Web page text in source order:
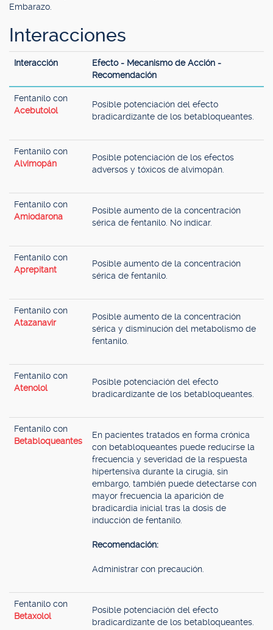
Embarazo.
Interacciones
Interacción
Efecto - Mecanismo de Acción -
Recomendación
Fentanilo con
Acebutolol
Posible potenciación del efecto
bradicardizante de los betabloqueantes.
Fentanilo con
Alvimopán
Posible potenciación de los efectos
adversos y tóxicos de alvimopán.
Fentanilo con
Amiodarona
Posible aumento de la concentración
sérica de fentanilo. No indicar.
Fentanilo con
Aprepitant
Posible aumento de la concentración
sérica de fentanilo.
Fentanilo con
Atazanavir
Posible aumento de la concentración
sérica y disminución del metabolismo de
fentanilo.
Fentanilo con
Atenolol
Posible potenciación del efecto
bradicardizante de los betabloqueantes.
Fentanilo con
Betabloqueantes
En pacientes tratados en forma crónica
con betabloqueantes puede reducirse la
frecuencia y severidad de la respuesta
hipertensiva durante la cirugía, sin
embargo, también puede detectarse con
mayor frecuencia la aparición de
bradicardia inicial tras la dosis de
inducción de fentanilo.
Recomendación:
Administrar con precaución.
Fentanilo con
Betaxolol
Posible potenciación del efecto
bradicardizante de los betabloqueantes.